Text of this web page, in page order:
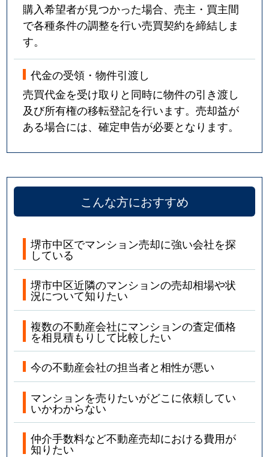
購入希望者が見つかった場合、売主・買主間
で各種条件の調整を行い売買契約を締結しま
す。
代金の受領・物件引渡し
売買代金を受け取りと同時に物件の引き渡し
及び所有権の移転登記を行います。売却益が
ある場合には、確定申告が必要となります。
こんな方におすすめ
堺市中区でマンション売却に強い会社を探
している
堺市中区近隣のマンションの売却相場や状
況について知りたい
複数の不動産会社にマンションの査定価格
を相見積もりして比較したい
今の不動産会社の担当者と相性が悪い
マンションを売りたいがどこに依頼してい
いかわからない
仲介手数料など不動産売却における費用が
知りたい